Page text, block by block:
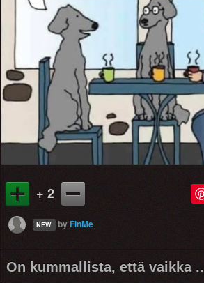
+ 2
NEW by FinMe
On kummallista, että vaikka ..